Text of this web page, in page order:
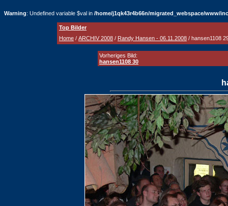
Warning: Undefined variable $val in /home/j1qk43r4b66n/migrated_webspace/www/
Top Bilder
Home / ARCHIV 2008 / Randy Hansen - 06.11.2008 / hansen1108
Vorheriges Bild:
hansen1108 30